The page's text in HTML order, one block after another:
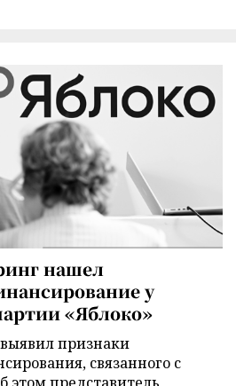
нашел
у
«Яблоко»
признаки
связанного с